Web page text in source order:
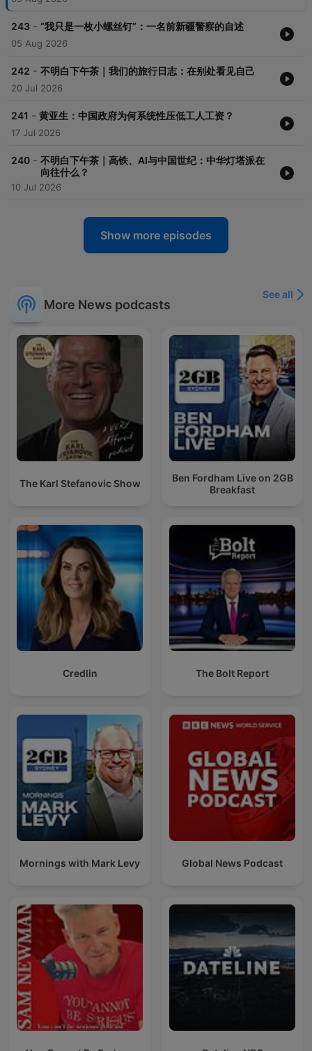
243 - “我只是一枚小螺丝钉”：一名前新疆警察的自述
05 Aug 2026
242 - 不明白下午茶｜我们的旅行日志：在别处看见自己
20 Jul 2026
241 - 黄亚生：中国政府为何系统性压低工人工资？
17 Jul 2026
240 - 不明白下午茶｜高铁、AI与中国世纪：中华灯塔派在
向往什么？
10 Jul 2026
Show more episodes
More News podcasts
See all
The Karl Stefanovic Show
Ben Fordham Live on 2GB
Breakfast
Credlin The Bolt Report
Mornings with Mark Levy Global News Podcast